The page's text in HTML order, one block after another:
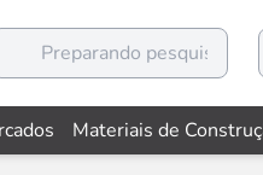
Materiais de